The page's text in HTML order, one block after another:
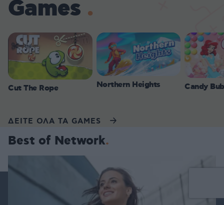
Games
Cut The Rope Northern Heights Candy
ΔΕΙΤΕ ΟΛΑ ΤΑ GAMES
Best of Network